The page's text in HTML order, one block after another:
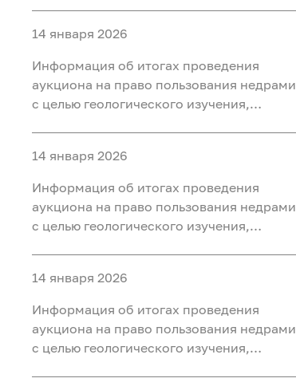
«Юильский 5», расположенного на
территории Белоярского района Ханты-
Мансийского автономного округа - Югры
14 января 2026
Информация об итогах проведения
аукциона на право пользования недрами
с целью геологического изучения,
участке недр «Радомский»,
расположенного на территории
Октябрьского района Ханты-
Мансийского автономного округа - Югры
14 января 2026
Информация об итогах проведения
аукциона на право пользования недрами
с целью геологического изучения,
«Сергинский 9», расположенного на
территории Белоярского района Ханты-
Мансийского автономного округа - Югры
14 января 2026
Информация об итогах проведения
аукциона на право пользования недрами
с целью геологического изучения,